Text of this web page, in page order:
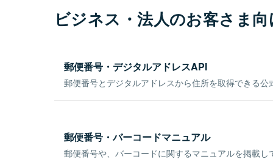
ビジネス・法人のお客さま向
郵便番号・デジタルアドレスAPI
郵便番号とデジタルアドレスから住所を取得できる公
郵便番号・バーコードマニュアル
郵便番号や、バーコードに関するマニュアルを掲載し